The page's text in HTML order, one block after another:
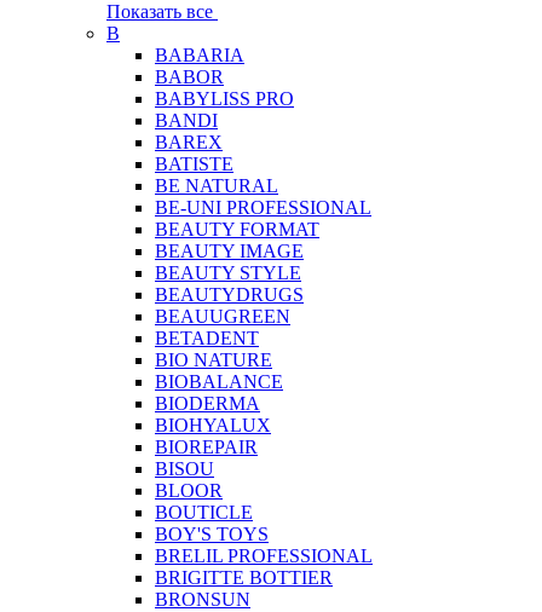
Показать все
B
BABARIA
BABOR
BABYLISS PRO
BANDI
BAREX
BATISTE
BE NATURAL
BE-UNI PROFESSIONAL
BEAUTY FORMAT
BEAUTY IMAGE
BEAUTY STYLE
BEAUTYDRUGS
BEAUUGREEN
BETADENT
BIO NATURE
BIOBALANCE
BIODERMA
BIOHYALUX
BIOREPAIR
BISOU
BLOOR
BOUTICLE
BOY'S TOYS
BRELIL PROFESSIONAL
BRIGITTE BOTTIER
BRONSUN